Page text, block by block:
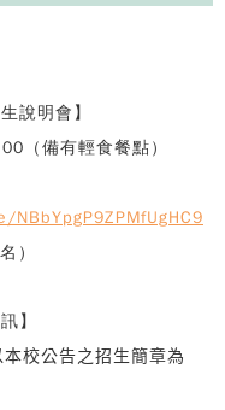
說明會】
（備有輕食餐點）
）
】
校公告之招生簡章為